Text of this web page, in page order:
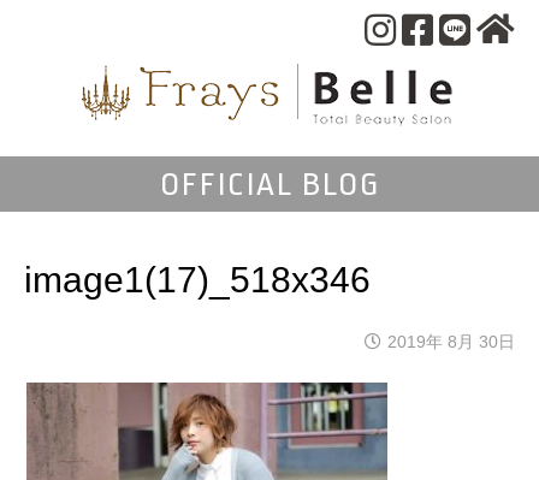
OFFICIAL BLOG
image1(17)_518x346
2019年 8月 30日